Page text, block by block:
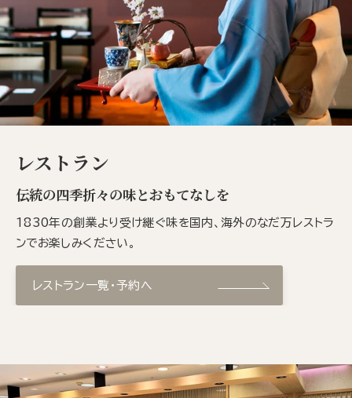
レストラン
伝統の四季折々の味とおもてなしを
1830年の創業より受け継ぐ味を国内、海外のなだ万レストラ
ンでお楽しみください。
レストラン一覧・予約へ